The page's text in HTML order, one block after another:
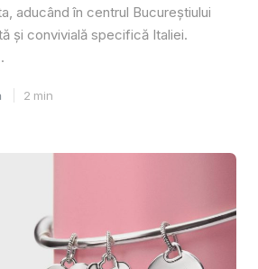
aducând în centrul Bucureștiului
și convivială specifică Italiei.
2 min